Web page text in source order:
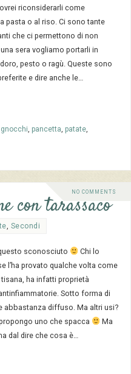
riconsiderarli come
pasta o al riso. Ci sono tante
che ci permettono di non
sera vogliamo portarli in
pesto o ragù. Queste sono
e dire anche le…
gnocchi, pancetta, patate,
NO COMMENTS
con tarassaco
Secondi
sconosciuto
Chi lo
l’ha provato qualche volta come
ha infatti proprietà
Sotto forma di
abbastanza diffuso. Ma altri usi?
uno che spacca
Ma
dal dire che cosa è…